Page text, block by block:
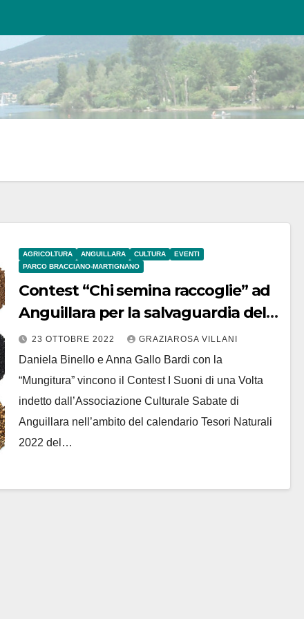
AGRICOLTURA ANGUILLARA CULTURA
EVENTI
PARCO BRACCIANO-MARTIGNANO
Contest “Chi semina raccoglie” ad
Anguillara per la salvaguardia della
biodiversità
23 OTTOBRE 2022 GRAZIAROSA VILLANI
Daniela Binello e Anna Gallo Bardi con la
“Mungitura” vincono il Contest I Suoni di una Volta
indetto dall’Associazione Culturale Sabate di
Anguillara nell’ambito del calendario Tesori Naturali
2022 del…